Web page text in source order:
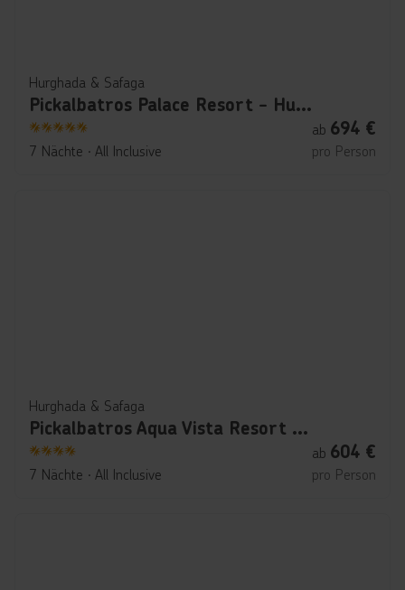
Hurghada & Safaga
Pickalbatros Palace Resort - Hurghada
5
7 Nächte ∙ All Inclusive
ab 694 €
pro Person
Hurghada & Safaga
Pickalbatros Aqua Vista Resort powered by Playitas
4
7 Nächte ∙ All Inclusive
ab 604 €
pro Person